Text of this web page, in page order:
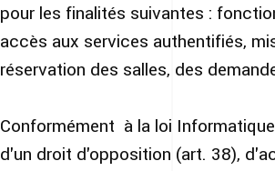
pour les finalités suivantes :
accès aux services authentifiés,
réservation des salles, des
Conformément à la loi
d'un droit d'opposition (art. 38),